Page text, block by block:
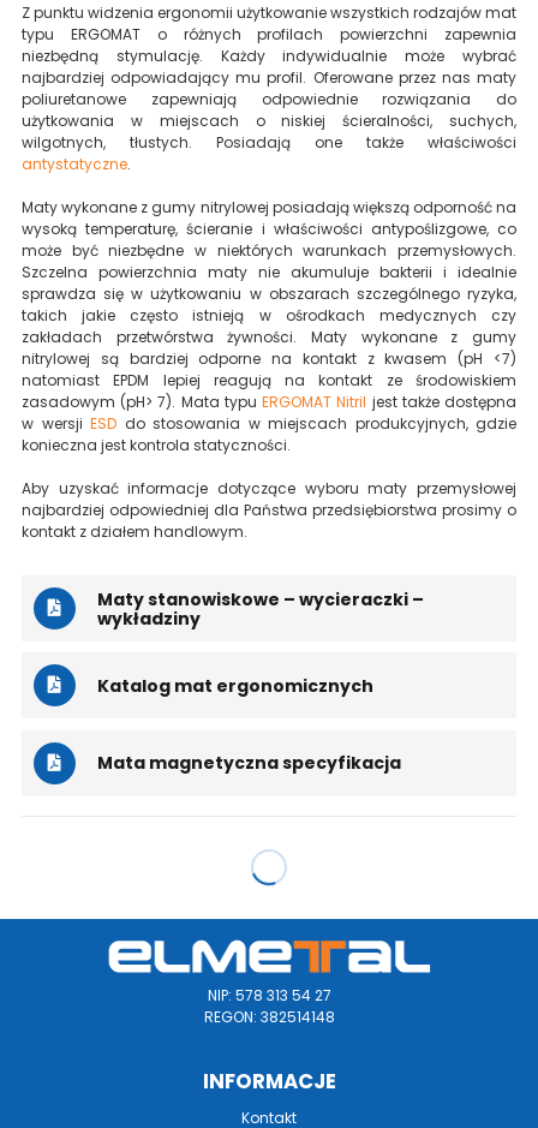
Z punktu widzenia ergonomii użytkowanie wszystkich rodzajów mat
typu ERGOMAT o różnych profilach powierzchni zapewnia
niezbędną stymulację. Każdy indywidualnie może wybrać
najbardziej odpowiadający mu profil. Oferowane przez nas maty
poliuretanowe zapewniają odpowiednie rozwiązania do
użytkowania w miejscach o niskiej ścieralności, suchych,
wilgotnych, tłustych. Posiadają one także właściwości
antystatyczne.
Maty wykonane z gumy nitrylowej posiadają większą odporność na
wysoką temperaturę, ścieranie i właściwości antypoślizgowe, co
może być niezbędne w niektórych warunkach przemysłowych.
Szczelna powierzchnia maty nie akumuluje bakterii i idealnie
sprawdza się w użytkowaniu w obszarach szczególnego ryzyka,
takich jakie często istnieją w ośrodkach medycznych czy
zakładach przetwórstwa żywności. Maty wykonane z gumy
nitrylowej są bardziej odporne na kontakt z kwasem (pH <7)
natomiast EPDM lepiej reagują na kontakt ze środowiskiem
zasadowym (pH> 7). Mata typuERGOMAT Nitril jest także dostępna
w wersji ESD do stosowania w miejscach produkcyjnych, gdzie
konieczna jest kontrola statyczności.
Aby uzyskać informacje dotyczące wyboru maty przemysłowej
najbardziej odpowiedniej dla Państwa przedsiębiorstwa prosimy o
kontakt z działem handlowym.
Maty stanowiskowe – wycieraczki –
wykładziny
Katalog mat ergonomicznych
Mata magnetyczna specyfikacja
NIP: 578 313 54 27
REGON: 382514148
INFORMACJE
Kontakt